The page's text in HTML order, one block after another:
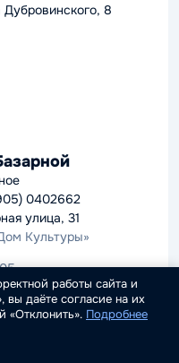
8
0402662
улица, 31
Культуры»
работы сайта и
вы даёте согласие на их
«Отклонить». Подробнее